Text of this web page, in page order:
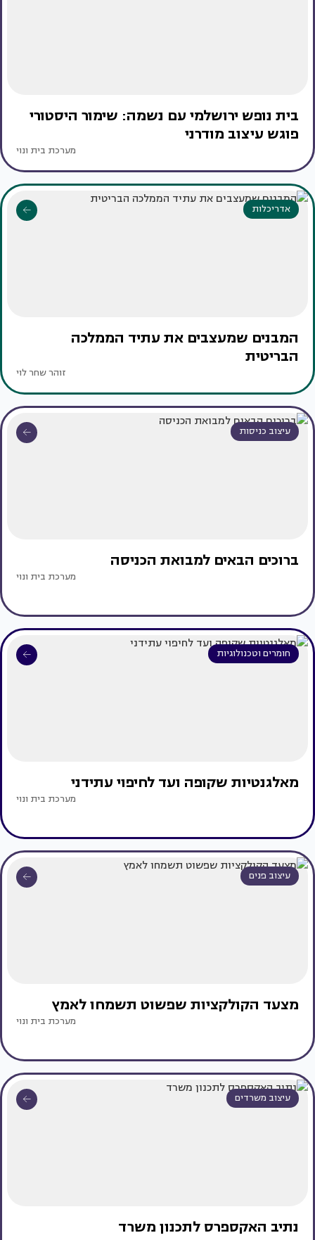
בית נופש ירושלמי עם נשמה: שימור היסטורי
פוגש עיצוב מודרני
מערכת בית ונוי
אדריכלות
המבנים שמעצבים את עתיד הממלכה
הבריטית
זוהר שחר לוי
עיצוב כניסות
ברוכים הבאים למבואת הכניסה
מערכת בית ונוי
חומרים וטכנולוגיות
מאלגנטיות שקופה ועד לחיפוי עתידני
מערכת בית ונוי
עיצוב פנים
מצעד הקולקציות שפשוט תשמחו לאמץ
מערכת בית ונוי
עיצוב משרדים
נתיב האקספרס לתכנון משרד